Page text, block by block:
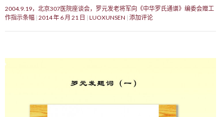
2004.9.19，北京307医院座谈会，罗元发老将军向《中华罗氏通谱》编委会赠工
作指示条幅 2014 年 6 月 21 日 LUOXUNSEN 添加评论